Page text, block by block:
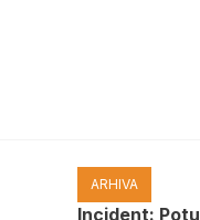
ARHIVA
Incident: